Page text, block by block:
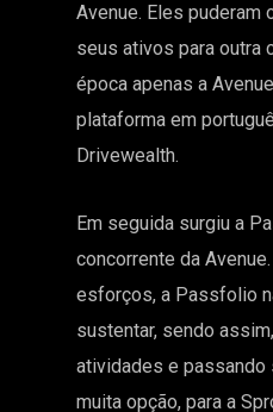
Avenue. Eles puderam
seus ativos para outra
época apenas a
plataforma em
Drivewealth.
Em seguida surgiu a
concorrente da
esforços, a Passfolio
sustentar, sendo
atividades e
muita opção, para a